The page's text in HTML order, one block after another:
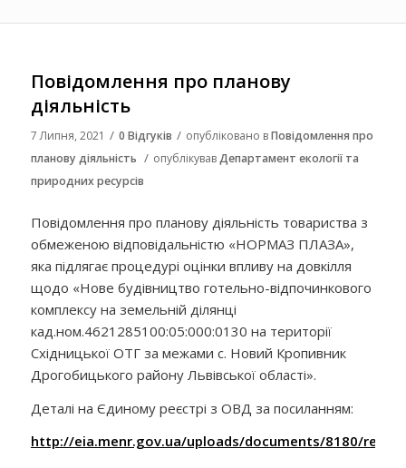
Повідомлення про планову
діяльність
7 Липня, 2021 / 0 Відгуків / опубліковано вПовідомлення про
планову діяльність / опублікувавДепартамент екології та
природних ресурсів
Повідомлення про планову діяльність товариства з
обмеженою відповідальністю «НОРМАЗ ПЛАЗА»,
яка підлягає процедурі оцінки впливу на довкілля
щодо «Нове будівництво готельно-відпочинкового
комплексу на земельній ділянці
кад.ном.4621285100:05:000:0130 на території
Східницької ОТГ за межами с. Новий Кропивник
Дрогобицького району Львівської області».
Деталі на Єдиному реєстрі з ОВД за посиланням:
http://eia.menr.gov.ua/uploads/documents/8180/